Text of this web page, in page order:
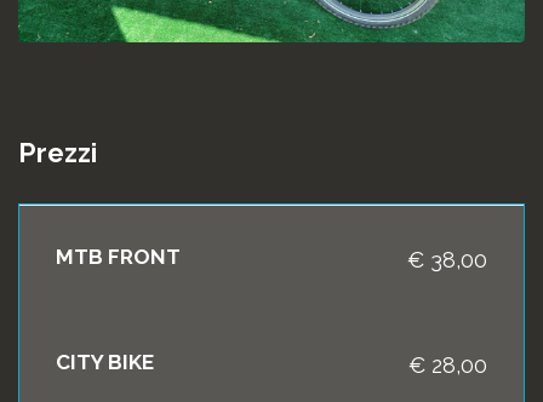
Prezzi
MTB FRONT € 38,00
CITY BIKE € 28,00